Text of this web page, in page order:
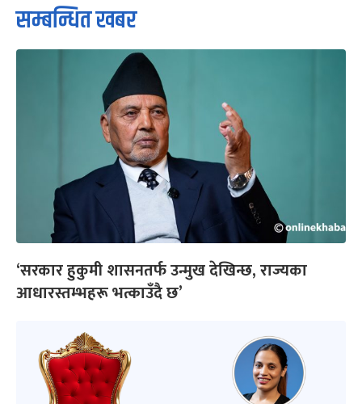
सम्बन्धित खबर
‘सरकार हुकुमी शासनतर्फ उन्मुख देखिन्छ, राज्यका
आधारस्तम्भहरू भत्काउँदै छ’